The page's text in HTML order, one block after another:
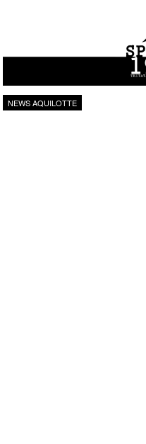
Vai al contenuto
NEWS AQUILOTTE